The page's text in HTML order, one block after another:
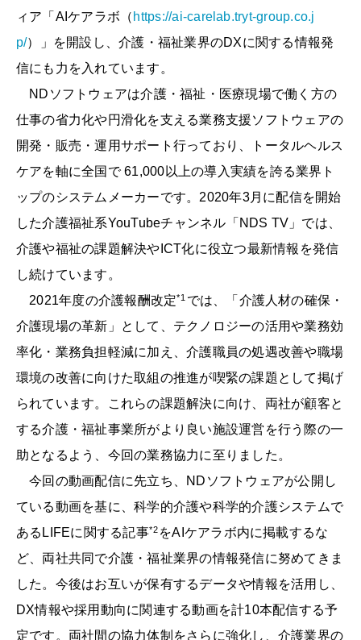
ィア「AIケアラボ（ https://ai-carelab.tryt-group.co.j
p/）」を開設し、介護・福祉業界のDXに関する情報発
信にも力を入れています。
NDソフトウェアは介護・福祉・医療現場で働く方の
仕事の省力化や円滑化を支える業務支援ソフトウェアの
開発・販売・運用サポート行っており、トータルヘルス
ケアを軸に全国で 61,000以上の導入実績を誇る業界ト
ップのシステムメーカーです。2020年3月に配信を開始
した介護福祉系YouTubeチャンネル「NDS TV」では、
介護や福祉の課題解決やICT化に役立つ最新情報を発信
し続けています。
2021年度の介護報酬改定*1 では、「介護人材の確保・
介護現場の革新」として、テクノロジーの活用や業務効
率化・業務負担軽減に加え、介護職員の処遇改善や職場
環境の改善に向けた取組の推進が喫緊の課題として掲げ
られています。これらの課題解決に向け、両社が顧客と
する介護・福祉事業所がより良い施設運営を行う際の一
助となるよう、今回の業務協力に至りました。
今回の動画配信に先立ち、NDソフトウェアが公開し
ている動画を基に、科学的介護や科学的介護システムで
あるLIFEに関する記事*2 をAIケアラボ内に掲載するな
ど、両社共同で介護・福祉業界の情報発信に努めてきま
した。今後はお互いが保有するデータや情報を活用し、
DX情報や採用動向に関連する動画を計10本配信する予
定です。両社間の協力体制をさらに強化し、介護業界の